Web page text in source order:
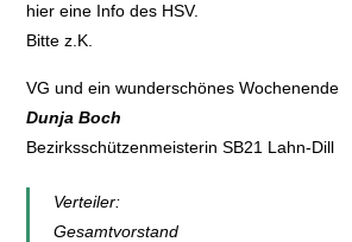
hier eine Info des HSV.
Bitte z.K.
VG und ein wunderschönes Wochenende
Dunja Boch
Bezirksschützenmeisterin SB21 Lahn-Dill
Verteiler:
Gesamtvorstand